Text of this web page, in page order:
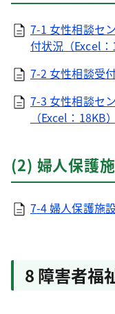
7-1 女性相談セ
付状況（Excel：
7-2 女性相談受
7-3 女性相談セ
（Excel：18KB）
(2) 婦人保護
7-4 婦人保護施
8 障害者福